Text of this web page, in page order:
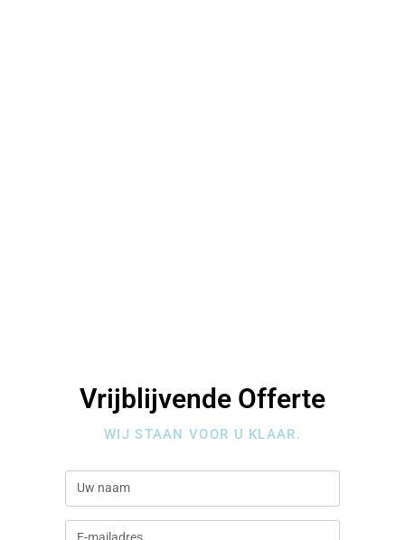
Vrijblijvende Offerte
WIJ STAAN VOOR U KLAAR.